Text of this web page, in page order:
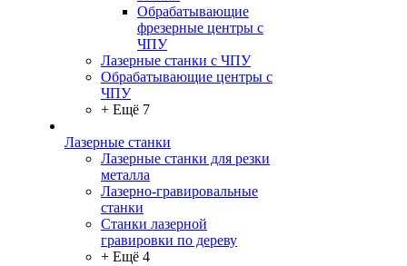
Обрабатывающие
фрезерные центры с
ЧПУ
Лазерные станки с ЧПУ
Обрабатывающие центры с
ЧПУ
+ Ещё 7
Лазерные станки
Лазерные станки для резки
металла
Лазерно-гравировальные
станки
Станки лазерной
гравировки по дереву
+ Ещё 4